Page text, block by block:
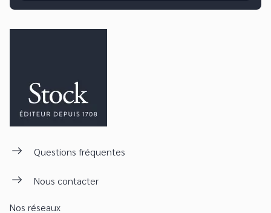
Questions fréquentes
Nous contacter
Nos réseaux